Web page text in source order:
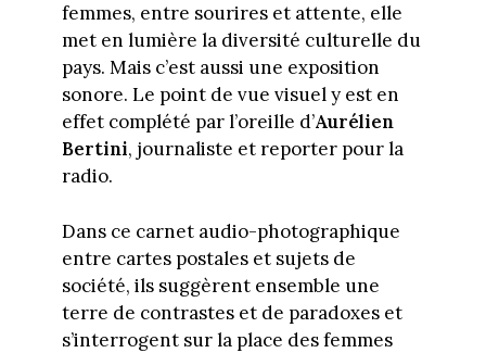
femmes, entre sourires et attente, elle
met en lumière la diversité culturelle du
pays. Mais c’est aussi une exposition
sonore. Le point de vue visuel y est en
effet complété par l’oreille d’Aurélien
Bertini, journaliste et reporter pour la
radio.
Dans ce carnet audio-photographique
entre cartes postales et sujets de
société, ils suggèrent ensemble une
terre de contrastes et de paradoxes et
s’interrogent sur la place des femmes